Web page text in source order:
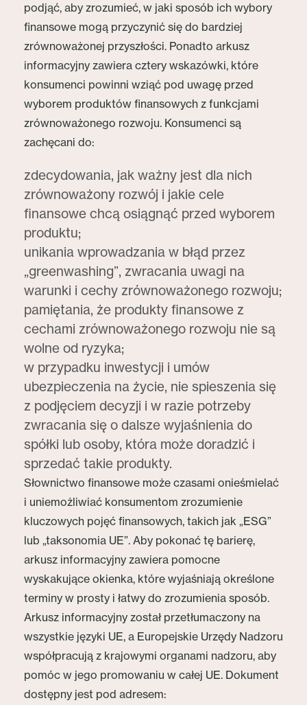
podjąć, aby zrozumieć, w jaki sposób ich wybory
finansowe mogą przyczynić się do bardziej
zrównoważonej przyszłości. Ponadto arkusz
informacyjny zawiera cztery wskazówki, które
konsumenci powinni wziąć pod uwagę przed
wyborem produktów finansowych z funkcjami
zrównoważonego rozwoju. Konsumenci są
zachęcani do:
zdecydowania, jak ważny jest dla nich
zrównoważony rozwój i jakie cele
finansowe chcą osiągnąć przed wyborem
produktu;
unikania wprowadzania w błąd przez
„greenwashing”, zwracania uwagi na
warunki i cechy zrównoważonego rozwoju;
pamiętania, że produkty finansowe z
cechami zrównoważonego rozwoju nie są
wolne od ryzyka;
w przypadku inwestycji i umów
ubezpieczenia na życie, nie spieszenia się
z podjęciem decyzji i w razie potrzeby
zwracania się o dalsze wyjaśnienia do
spółki lub osoby, która może doradzić i
sprzedać takie produkty.
Słownictwo finansowe może czasami onieśmielać
i uniemożliwiać konsumentom zrozumienie
kluczowych pojęć finansowych, takich jak „ESG”
lub „taksonomia UE”. Aby pokonać tę barierę,
arkusz informacyjny zawiera pomocne
wyskakujące okienka, które wyjaśniają określone
terminy w prosty i łatwy do zrozumienia sposób.
Arkusz informacyjny został przetłumaczony na
wszystkie języki UE, a Europejskie Urzędy Nadzoru
współpracują z krajowymi organami nadzoru, aby
pomóc w jego promowaniu w całej UE. Dokument
dostępny jest pod adresem: